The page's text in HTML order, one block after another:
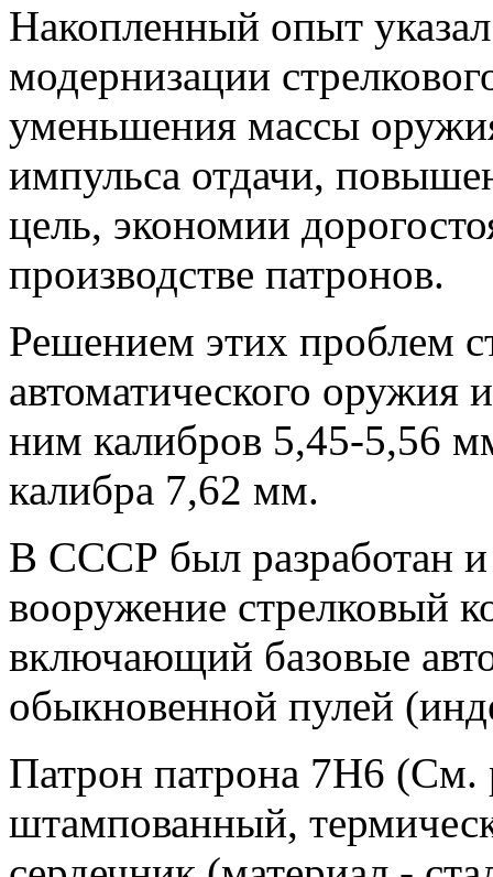
Накопленный опыт
модернизации
уменьшения массы
импульса отдачи,
цель, экономии
производстве патронов.
Решением этих проблем
автоматического оружия
ним калибров 5,45-5,56
калибра 7,62 мм.
В СССР был разработан и
вооружение стрелковый
включающий базовые
обыкновенной пулей
Патрон патрона 7Н6 (См.
штампованный,